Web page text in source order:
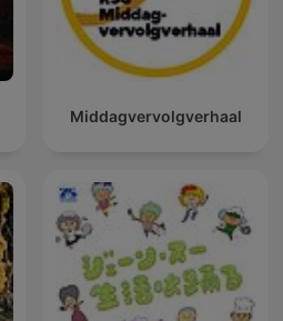
Middagvervolgverhaal